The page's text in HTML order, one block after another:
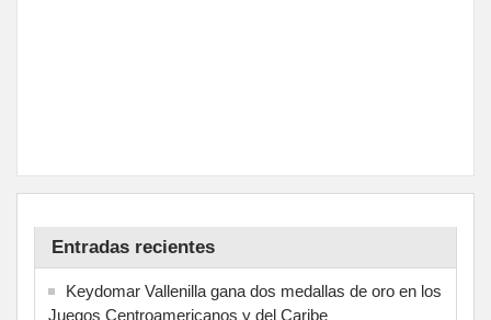
Entradas recientes
Keydomar Vallenilla gana dos medallas de oro en los
Juegos Centroamericanos y del Caribe